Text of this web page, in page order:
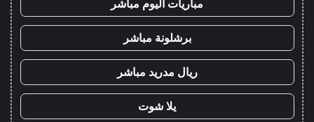
مباريات اليوم مباشر
برشلونة مباشر
ريال مدريد مباشر
يلا شوت